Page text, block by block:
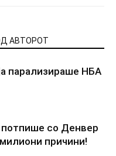
АВТОРОТ
парализираше НБА
потпише со Денвер
причини!